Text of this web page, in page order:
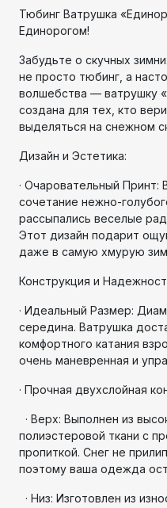
Тюбинг Ватрушка
Единорогом!
Забудьте о скучных
не просто тюбинг, а
волшебства — ватрушку
создана для тех, кто
выделяться на снежном
Дизайн и Эстетика:
· Очаровательный
сочетание нежно-
рассыпались веселые
Этот дизайн подарит
даже в самую хмурую
Конструкция и
· Идеальный Размер:
середина. Ватрушка
комфортного катания
очень маневренная и
· Прочная двухслойная
· Верх: Выполнен из
полиэстеровой ткани с
пропиткой. Снег не
поэтому ваша одежда
· Низ: Изготовлен из